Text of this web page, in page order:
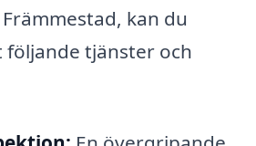
kan du
tjänster och